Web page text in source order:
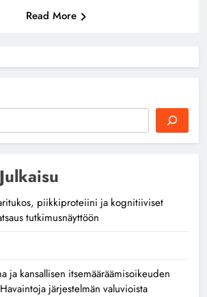
Read More
piikkiproteiini ja kognitiiviset
tutkimusnäyttöön
ja kansallisen itsemääräämisoikeuden
järjestelmän valuvioista